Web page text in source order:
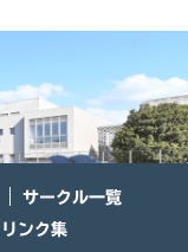
サークル一覧
リンク集